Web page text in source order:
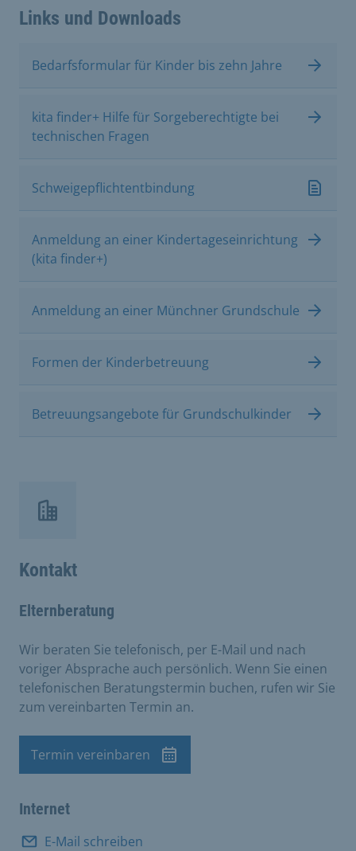
Links und Downloads
Bedarfsformular für Kinder bis zehn Jahre
kita finder+ Hilfe für Sorgeberechtigte bei
technischen Fragen
Schweigepflichtentbindung
Anmeldung an einer Kindertageseinrichtung
(kita finder+)
Anmeldung an einer Münchner Grundschule
Formen der Kinderbetreuung
Betreuungsangebote für Grundschulkinder
Kontakt
Elternberatung
Wir beraten Sie telefonisch, per E-Mail und nach
voriger Absprache auch persönlich. Wenn Sie einen
telefonischen Beratungstermin buchen, rufen wir Sie
zum vereinbarten Termin an.
Termin
Termin vereinbaren
Internet
E-Mail schreiben